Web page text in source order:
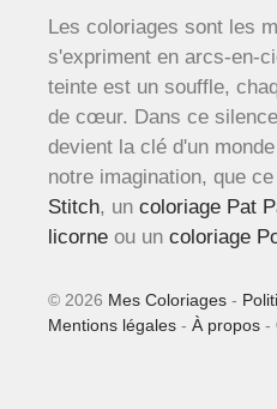
Les coloriages sont les
s'expriment en arcs-en-
teinte est un souffle,
de cœur. Dans ce
devient la clé d'un
notre imagination, que
Stitch, un coloriage Pat
licorne ou un coloriage
© 2026 Mes Coloriages -
Mentions légales - À propos -